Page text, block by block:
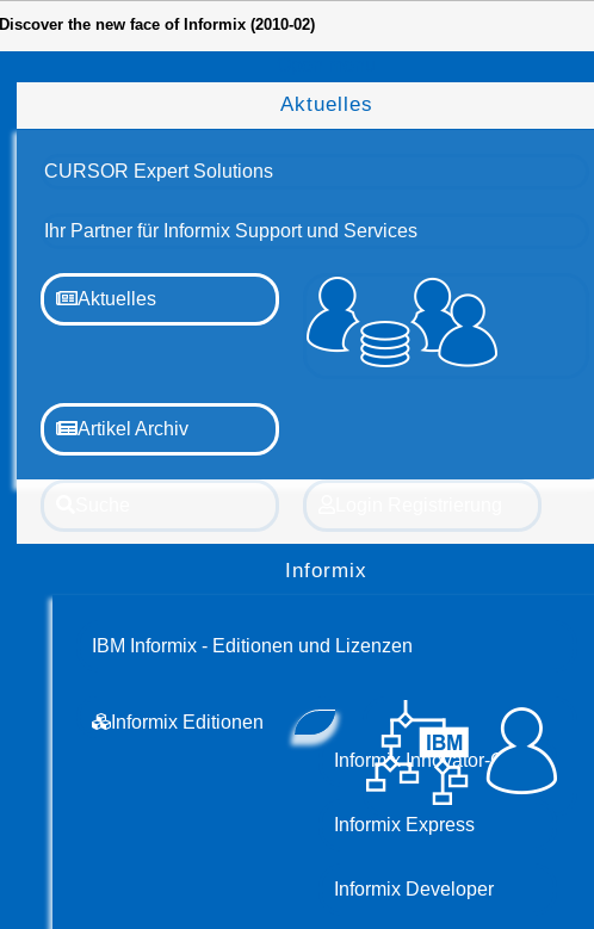
Discover the new face of Informix (2010-02)
Aktuelles
CURSOR Expert Solutions
Ihr Partner für Informix Support und Services
Aktuelles
Artikel Archiv
Informix
IBM Informix - Editionen und Lizenzen
Informix Editionen
Informix Innovator-C
Informix Express
Informix Developer